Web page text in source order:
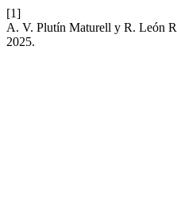
[1]
A. V. Plutín Maturell y R. León
2025.